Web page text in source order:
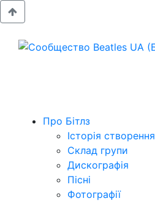
Про Бітлз
Історія створення
Склад групи
Дискографія
Пісні
Фотографії